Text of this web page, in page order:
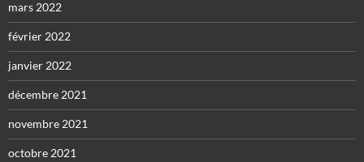
mars 2022
février 2022
janvier 2022
décembre 2021
novembre 2021
octobre 2021